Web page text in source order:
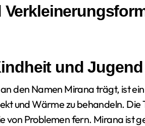
und Jugend
den Namen Mirana trägt, ist
und Wärme zu behandeln.
von Problemen fern. Mirana ist